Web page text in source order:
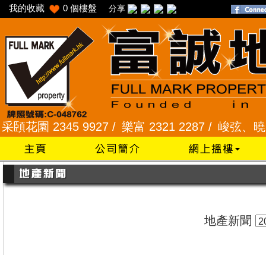
我的收藏 0 個樓盤 分享
花園 2345 9927 /樂富 2321 2287 /峻弦、曉暉
地產新聞